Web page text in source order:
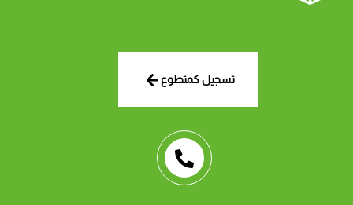
تسجيل كمتطوع